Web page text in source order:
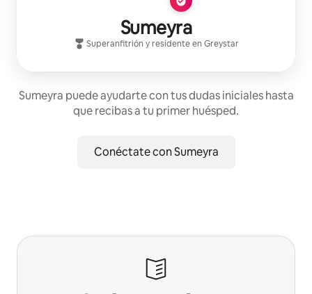
Sumeyra
Superanfitrión y residente en Greystar
Sumeyra puede ayudarte con tus dudas iniciales hasta
que recibas a tu primer huésped.
Conéctate con Sumeyra